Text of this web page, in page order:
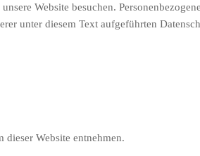
Website besuchen.
unter diesem Text aufgeführten
Website entnehmen.